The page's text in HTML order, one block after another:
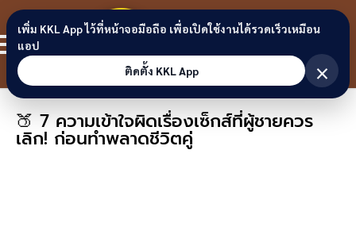
Skip to content
ขอนแก่น
ลิงก์
🍑 7 ความเข้าใจผิดเรื่องเซ็กส์ที่ผู้ชายควร
เลิก! ก่อนทำพลาดชีวิตคู่
เพิ่ม KKL App ไว้ที่หน้าจอมือถือ เพื่อเปิดใช้งานได้รวดเร็วเหมือน
แอป
ติดตั้ง KKL App
×